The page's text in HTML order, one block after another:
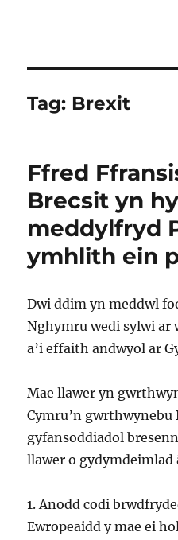
Tag: Brexit
Ffred
Brecsit yn
meddylfryd
ymhlith ein
Dwi ddim yn meddwl
Nghymru wedi sylwi ar
a’i effaith andwyol ar
Mae llawer yn
Cymru’n
gyfansoddiadol
llawer o gydymdeimlad
1. Anodd codi
Ewropeaidd y mae ei